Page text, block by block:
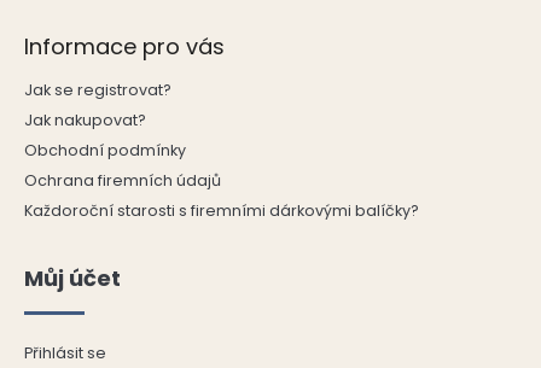
Informace pro vás
Jak se registrovat?
Jak nakupovat?
Obchodní podmínky
Ochrana firemních údajů
Každoroční starosti s firemními dárkovými balíčky?
Můj účet
Přihlásit se